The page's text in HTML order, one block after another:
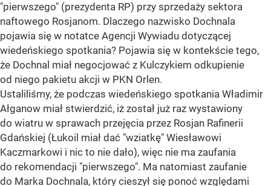
"pierwszego" (prezydenta RP) przy sprzedaży sektora
naftowego Rosjanom. Dlaczego nazwisko Dochnala
pojawia się w notatce Agencji Wywiadu dotyczącej
wiedeńskiego spotkania? Pojawia się w kontekście tego,
że Dochnal miał negocjować z Kulczykiem odkupienie
od niego pakietu akcji w PKN Orlen.
Ustaliliśmy, że podczas wiedeńskiego spotkania Władimir
Ałganow miał stwierdzić, iż został już raz wystawiony
do wiatru w sprawach przejęcia przez Rosjan Rafinerii
Gdańskiej (Łukoil miał dać "wziatkę" Wiesławowi
Kaczmarkowi i nic to nie dało), więc nie ma zaufania
do rekomendacji "pierwszego". Ma natomiast zaufanie
do Marka Dochnala, który cieszył się ponoć względami